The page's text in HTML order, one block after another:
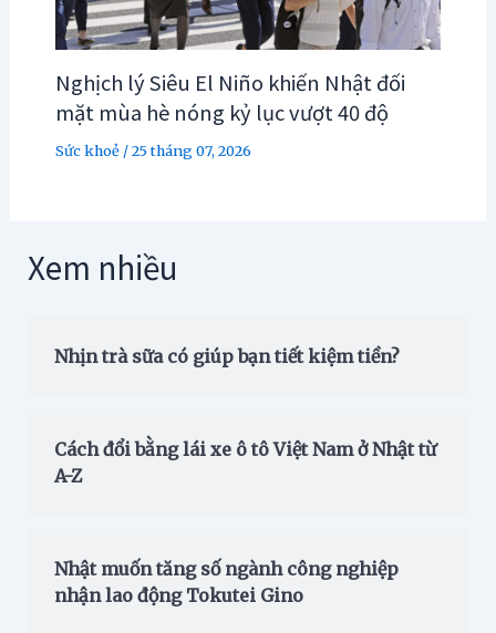
Nghịch lý Siêu El Niño khiến Nhật đối
mặt mùa hè nóng kỷ lục vượt 40 độ
Sức khoẻ/25 tháng 07, 2026
Xem nhiều
Nhịn trà sữa có giúp bạn tiết kiệm tiền?
Cách đổi bằng lái xe ô tô Việt Nam ở Nhật từ
A-Z
Nhật muốn tăng số ngành công nghiệp
nhận lao động Tokutei Gino